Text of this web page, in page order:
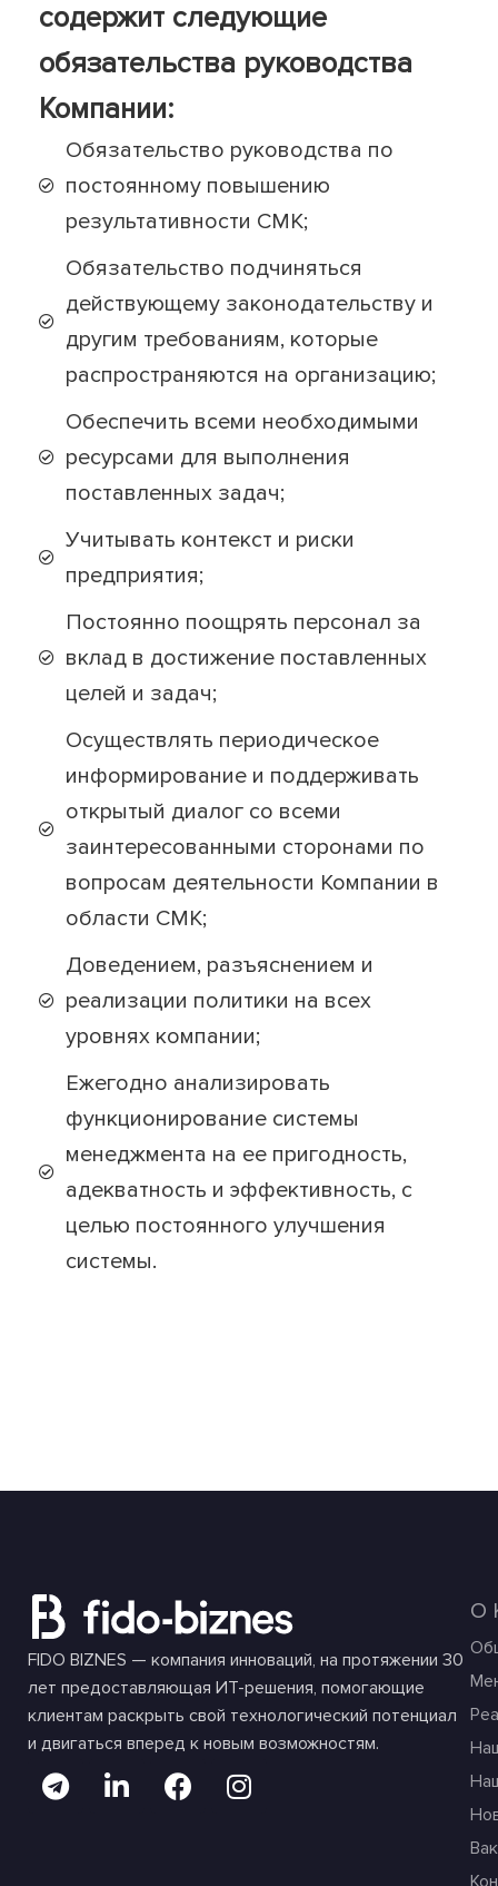
содержит следующие
обязательства руководства
Компании:
Обязательство руководства по
постоянному повышению
результативности СМК;
Обязательство подчиняться
действующему законодательству и
другим требованиям, которые
распространяются на организацию;
Обеспечить всеми необходимыми
ресурсами для выполнения
поставленных задач;
Учитывать контекст и риски
предприятия;
Постоянно поощрять персонал за
вклад в достижение поставленных
целей и задач;
Осуществлять периодическое
информирование и поддерживать
открытый диалог со всеми
заинтересованными сторонами по
вопросам деятельности Компании в
области СМК;
Доведением, разъяснением и
реализации политики на всех
уровнях компании;
Ежегодно анализировать
функционирование системы
менеджмента на ее пригодность,
адекватность и эффективность, с
целью постоянного улучшения
системы.
FIDO BIZNES — компания инноваций, на протяжении 30
лет предоставляющая ИТ-решения, помогающие
клиентам раскрыть свой технологический потенциал
и двигаться вперед к новым возможностям.
О